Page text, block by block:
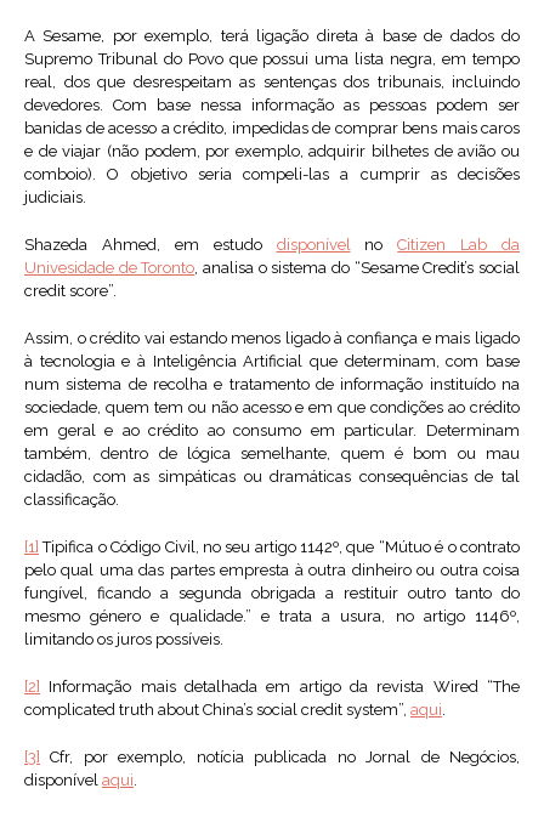
A Sesame, por exemplo, terá ligação direta à base de dados do
Supremo Tribunal do Povo que possui uma lista negra, em tempo
real, dos que desrespeitam as sentenças dos tribunais, incluindo
devedores. Com base nessa informação as pessoas podem ser
banidas de acesso a crédito, impedidas de comprar bens mais caros
e de viajar (não podem, por exemplo, adquirir bilhetes de avião ou
comboio). O objetivo seria compeli-las a cumprir as decisões
judiciais.
Shazeda Ahmed, em estudo disponívelnoCitizen Lab da
Univesidade de Toronto, analisa o sistema do “Sesame Credit’s social
credit score”.
Assim, o crédito vai estando menos ligado à confiança e mais ligado
à tecnologia e à Inteligência Artificial que determinam, com base
num sistema de recolha e tratamento de informação instituído na
sociedade, quem tem ou não acesso e em que condições ao crédito
em geral e ao crédito ao consumo em particular. Determinam
também, dentro de lógica semelhante, quem é bom ou mau
cidadão, com as simpáticas ou dramáticas consequências de tal
classificação.
[1] Tipifica o Código Civil, no seu artigo 1142º, que “Mútuo é o contrato
pelo qual uma das partes empresta à outra dinheiro ou outra coisa
fungível, ficando a segunda obrigada a restituir outro tanto do
mesmo género e qualidade.” e trata a usura, no artigo 1146º,
limitando os juros possíveis.
[2]
Informação mais detalhada em artigo da revista Wired “The
complicated truth about China’s social credit system”, aqui.
[3]
Cfr, por exemplo, notícia publicada no Jornal de Negócios,
disponível aqui.